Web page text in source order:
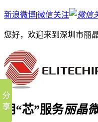
新浪微博|微信关注
您好，欢迎来到深圳市丽
用“芯”服务丽晶